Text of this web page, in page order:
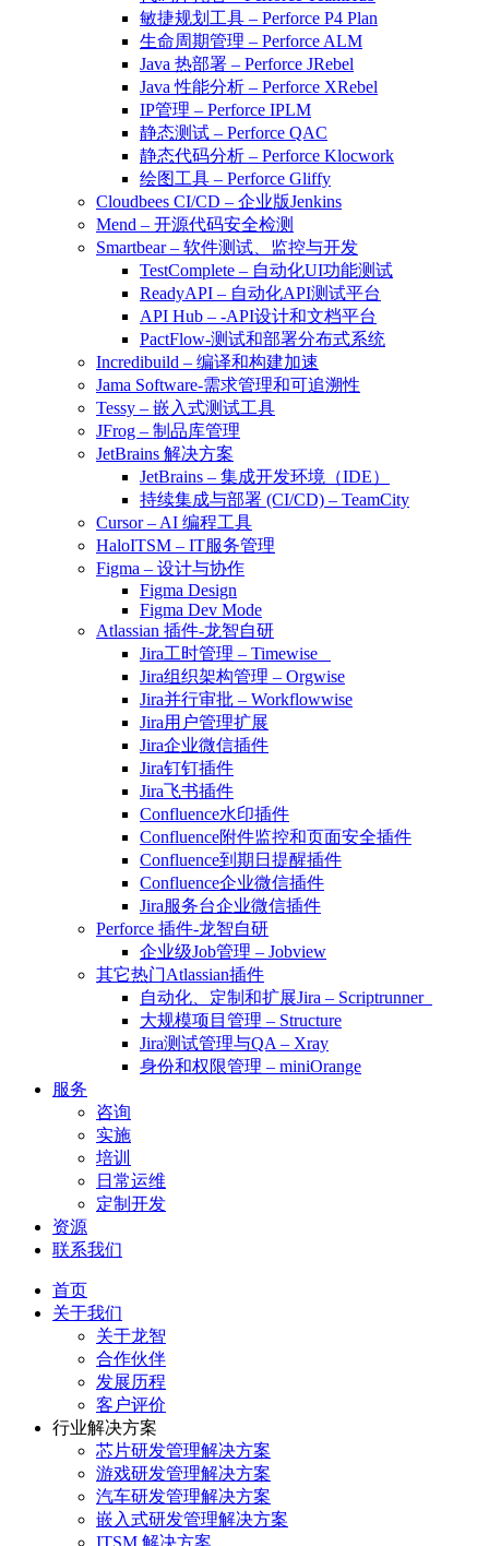
敏捷规划工具 – Perforce P4 Plan
生命周期管理 – Perforce ALM
Java 热部署 – Perforce JRebel
Java 性能分析 – Perforce XRebel
IP管理 – Perforce IPLM
静态测试 – Perforce QAC
静态代码分析 – Perforce Klocwork
绘图工具 – Perforce Gliffy
Cloudbees CI/CD – 企业版Jenkins
Mend – 开源代码安全检测
Smartbear – 软件测试、监控与开发
TestComplete – 自动化UI功能测试
ReadyAPI – 自动化API测试平台
API Hub – -API设计和文档平台
PactFlow-测试和部署分布式系统
Incredibuild – 编译和构建加速
Jama Software-需求管理和可追溯性
Tessy – 嵌入式测试工具
JFrog – 制品库管理
JetBrains 解决方案
JetBrains – 集成开发环境（IDE）
持续集成与部署 (CI/CD) – TeamCity
Cursor – AI 编程工具
HaloITSM – IT服务管理
Figma – 设计与协作
Figma Design
Figma Dev Mode
Atlassian 插件-龙智自研
Jira工时管理 – Timewise
Jira组织架构管理 – Orgwise
Jira并行审批 – Workflowwise
Jira用户管理扩展
Jira企业微信插件
Jira钉钉插件
Jira飞书插件
Confluence水印插件
Confluence附件监控和页面安全插件
Confluence到期日提醒插件
Confluence企业微信插件
Jira服务台企业微信插件
Perforce 插件-龙智自研
企业级Job管理 – Jobview
其它热门Atlassian插件
自动化、定制和扩展Jira – Scriptrunner
大规模项目管理 – Structure
Jira测试管理与QA – Xray
身份和权限管理 – miniOrange
服务
咨询
实施
培训
日常运维
定制开发
资源
联系我们
首页
关于我们
关于龙智
合作伙伴
发展历程
客户评价
行业解决方案
芯片研发管理解决方案
游戏研发管理解决方案
汽车研发管理解决方案
嵌入式研发管理解决方案
ITSM 解决方案